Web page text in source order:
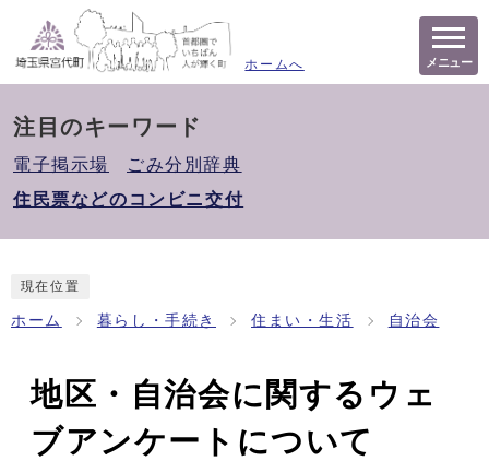
ホームへ メニュー
注目のキーワード
電子掲示場
ごみ分別辞典
住民票などのコンビニ交付
現在位置
ホーム 暮らし・手続き 住まい・生活 自治会
地区・自治会に関するウェ
ブアンケートについて